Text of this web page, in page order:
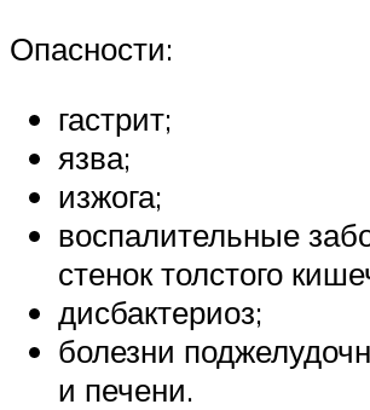
Опасности:
гастрит;
язва;
изжога;
воспалительные
стенок толстого
дисбактериоз;
болезни
и печени.